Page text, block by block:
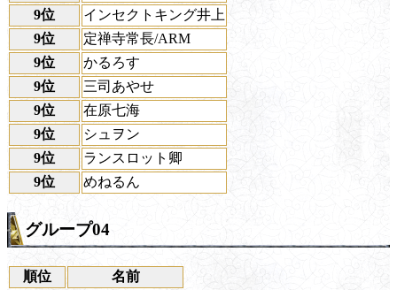
9位
インセクトキング井上
9位
定禅寺常長/ARM
9位
かるろす
9位
三司あやせ
9位
在原七海
9位
シュヲン
9位
ランスロット卿
9位
めねるん
グループ04
順位
名前